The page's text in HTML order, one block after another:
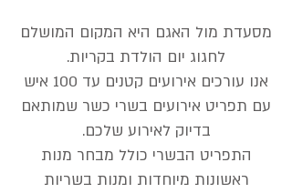
מסעדת מול האגם היא המקום המושלם
לחגוג יום הולדת בקריות.
אנו עורכים אירועים קטנים עד 100 איש
עם תפריט אירועים בשרי כשר שמותאם
בדיוק לאירוע שלכם.
התפריט הבשרי כולל מבחר מנות
ראשונות מיוחדות ומנות בשריות